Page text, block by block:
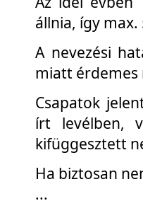
állnia, így
A nevezési
miatt érdemes
Csapatok
írt levélben,
kifüggesztett
Ha biztosan
...